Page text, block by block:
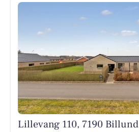
Lillevang 110, 7190 Billund